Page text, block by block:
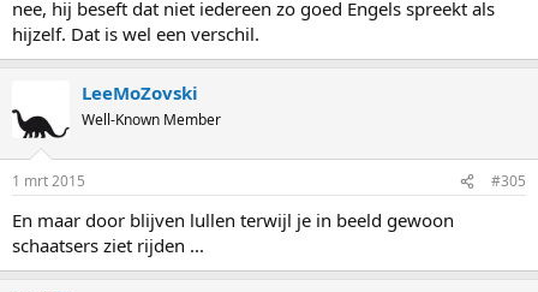
nee, hij beseft dat niet iedereen zo goed Engels spreekt als
hijzelf. Dat is wel een verschil.
LeeMoZovski
Well-Known Member
1 mrt 2015 #305
En maar door blijven lullen terwijl je in beeld gewoon
schaatsers ziet rijden ...